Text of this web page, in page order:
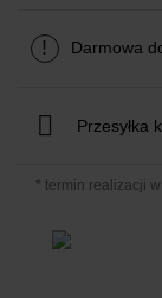
! Darmowa
Przesyłka
* termin realizacji